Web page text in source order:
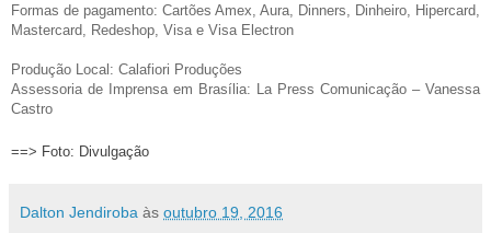
Formas de pagamento: Cartões Amex, Aura, Dinners, Dinheiro, Hipercard,
Mastercard, Redeshop, Visa e Visa Electron
Produção Local: Calafiori Produções
Assessoria de Imprensa em Brasília: La Press Comunicação – Vanessa
Castro
==> Foto: Divulgação
Dalton Jendiroba às outubro 19, 2016